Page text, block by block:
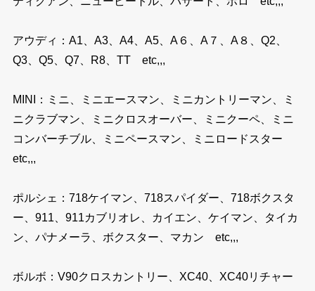
アウディ：A1、A3、A4、A5、A６、A７、A８、Q2、
Q3、Q5、Q7、R8、TT etc,,,
MINI：ミニ、ミニエースマン、ミニカントリーマン、ミ
ニクラブマン、ミニクロスオーバー、ミニクーペ、ミニ
コンバーチブル、ミニペースマン、ミニロードスター
etc,,,
ポルシェ：718ケイマン、718スパイダー、718ボクスタ
ー、911、911カブリオレ、カイエン、ケイマン、タイカ
ン、パナメーラ、ボクスター、マカン etc,,,
ボルボ：V90クロスカントリー、XC40、XC40リチャー